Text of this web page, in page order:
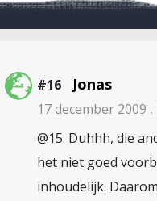
#16 Jonas
17 december 2009 ,
@15. Duhhh, die
het niet goed
inhoudelijk.